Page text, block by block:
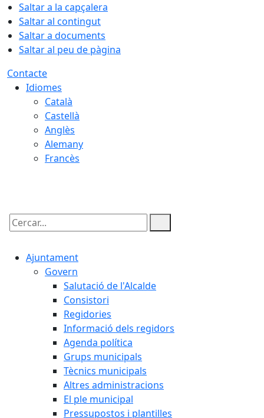
Saltar a la capçalera
Saltar al contingut
Saltar a documents
Saltar al peu de pàgina
Contacte
Idiomes
Català
Castellà
Anglès
Alemany
Francès
Cercar:
Ajuntament
Govern
Salutació de l'Alcalde
Consistori
Regidories
Informació dels regidors
Agenda política
Grups municipals
Tècnics municipals
Altres administracions
El ple municipal
Pressupostos i plantilles